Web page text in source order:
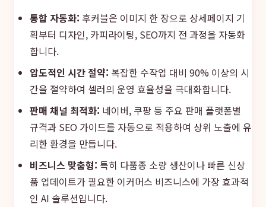
통합 자동화: 후커블은 이미지 한 장으로 상세페이지 기
획부터 디자인, 카피라이팅, SEO까지 전 과정을 자동화
합니다.
압도적인 시간 절약: 복잡한 수작업 대비 90% 이상의 시
간을 절약하여 셀러의 운영 효율성을 극대화합니다.
판매 채널 최적화: 네이버, 쿠팡 등 주요 판매 플랫폼별
규격과 SEO 가이드를 자동으로 적용하여 상위 노출에 유
리한 환경을 만듭니다.
비즈니스 맞춤형: 특히 다품종 소량 생산이나 빠른 신상
품 업데이트가 필요한 이커머스 비즈니스에 가장 효과적
인 AI 솔루션입니다.